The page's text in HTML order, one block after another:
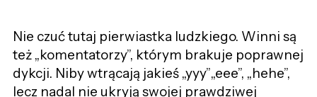
Nie czuć tutaj pierwiastka ludzkiego. Winni są
też „komentatorzy”, którym brakuje poprawnej
dykcji. Niby wtrącają jakieś „yyy”„eee”, „hehe”,
lecz nadal nie ukryją swojej prawdziwej